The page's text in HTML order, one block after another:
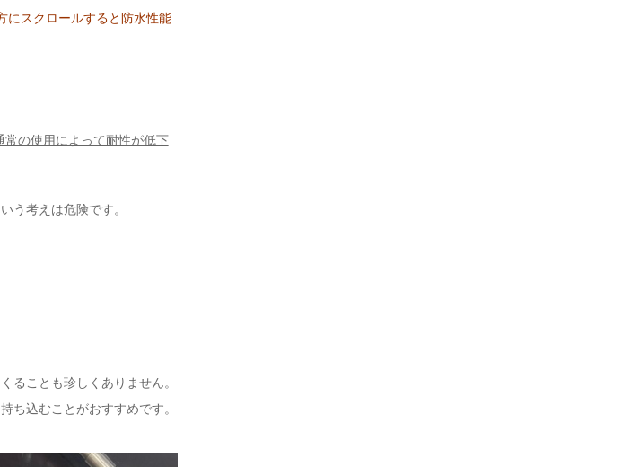
にスクロールすると防水性能
の使用によって耐性が低下
う考えは危険です。
ることも珍しくありません。
ち込むことがおすすめです。